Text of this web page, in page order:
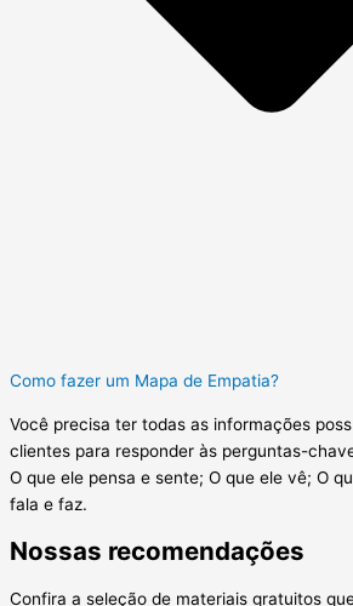
Como fazer um Mapa de Empatia?
Você precisa ter todas as informações
clientes para responder às perguntas-
O que ele pensa e sente; O que ele vê; O
fala e faz.
Nossas recomendações
Confira a seleção de materiais gratuitos